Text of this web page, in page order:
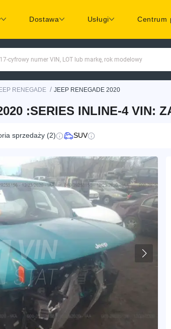
Dostawa Usługi Centrum
cyfrowy numer VIN, LOT lub markę, rok modelowy
RENEGADE / JEEP RENEGADE 2020
:SERIES INLINE-4 VIN:
sprzedaży (2) SUV